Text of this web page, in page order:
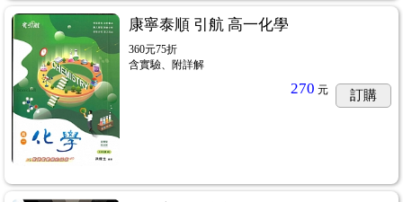
康寧泰順 引航 高一化學
360元75折
含實驗、附詳解
270 元 訂購